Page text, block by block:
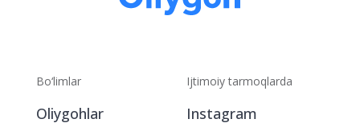
Bo‘limlar
Oliygohlar
Ijtimoiy tarmoqlarda
Instagram